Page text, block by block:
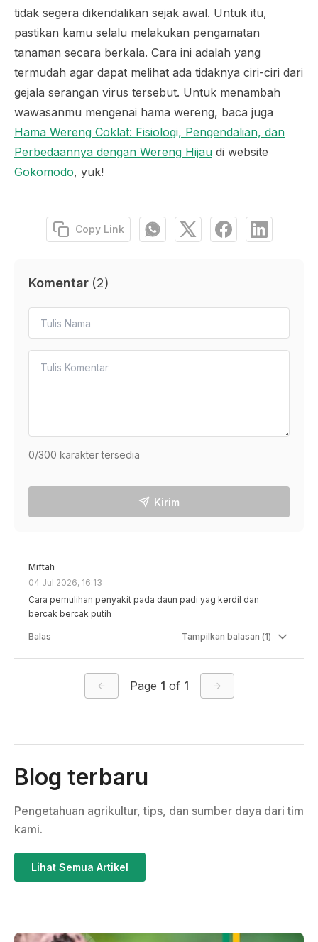
tidak segera dikendalikan sejak awal. Untuk itu,
pastikan kamu selalu melakukan pengamatan
tanaman secara berkala. Cara ini adalah yang
termudah agar dapat melihat ada tidaknya ciri-ciri dari
gejala serangan virus tersebut. Untuk menambah
wawasanmu mengenai hama wereng, baca juga
Hama Wereng Coklat: Fisiologi, Pengendalian, dan
Perbedaannya dengan Wereng Hijau di website
Gokomodo, yuk!
Copy Link
Komentar (2)
0/300 karakter tersedia
Kirim
Miftah
04 Jul 2026, 16:13
Cara pemulihan penyakit pada daun padi yag kerdil dan
bercak bercak putih
Balas Tampilkan balasan (1)
Page 1 of 1
Blog terbaru
Pengetahuan agrikultur, tips, dan sumber daya dari tim
kami.
Lihat Semua Artikel